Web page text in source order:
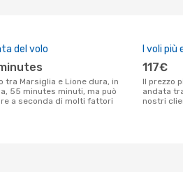
del volo
minutes
55 minutes minuti, ma può
a seconda di molti fattori
I voli
117€
Il prezzo più economico per un volo solo
andata
nostri